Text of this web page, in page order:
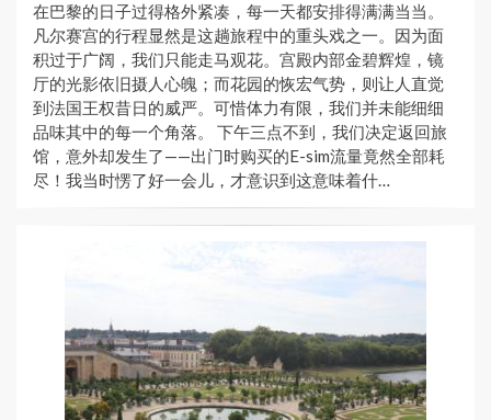
在巴黎的日子过得格外紧凑，每一天都安排得满满当当。
凡尔赛宫的行程显然是这趟旅程中的重头戏之一。因为面
积过于广阔，我们只能走马观花。宫殿内部金碧辉煌，镜
厅的光影依旧摄人心魄；而花园的恢宏气势，则让人直觉
到法国王权昔日的威严。可惜体力有限，我们并未能细细
品味其中的每一个角落。 下午三点不到，我们决定返回旅
馆，意外却发生了——出门时购买的E-sim流量竟然全部耗
尽！我当时愣了好一会儿，才意识到这意味着什…